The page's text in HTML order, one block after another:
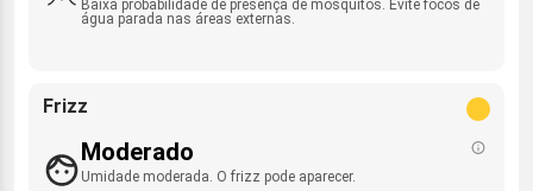
Baixa probabilidade de presença de mosquitos. Evite focos de
água parada nas áreas externas.
Frizz
Moderado
Umidade moderada. O frizz pode aparecer.